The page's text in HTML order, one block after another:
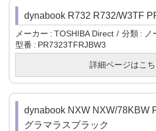
dynabook R732 R732/W3TF
メーカー TOSHIBA Direct 分類
型番
PR7323TFRJBW3
詳細ページはこち
dynabook NXW NXW/78KBW
グラマラスブラック